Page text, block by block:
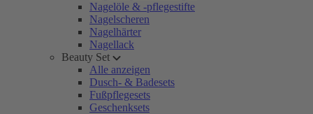
Nagelöle & -pflegestifte
Nagelscheren
Nagelhärter
Nagellack
Beauty Set
Alle anzeigen
Dusch- & Badesets
Fußpflegesets
Geschenksets